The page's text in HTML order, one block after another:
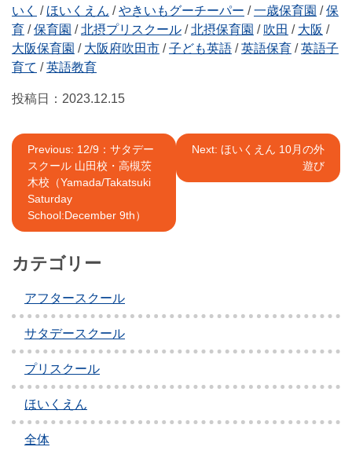
いく / ほいくえん /やきいもグーチーパー /一歳保育園 /保
育 /保育園 /北摂プリスクール /北摂保育園 / 吹田 / 大阪 /
大阪保育園 / 大阪府吹田市 /子ども英語 /英語保育 /英語子
育て /英語教育
投稿日： 2023.12.15
投
稿
ナ
ビ
ゲ
シ
ョ
ン
Previous: 12/9：サタデー
スクール 山田校・高槻茨
木校（Yamada/Takatsuki
Saturday
School:December 9th）
Next: ほいくえん 10月の外
遊び
カテゴリー
アフタースクール
サタデースクール
プリスクール
ほいくえん
全体